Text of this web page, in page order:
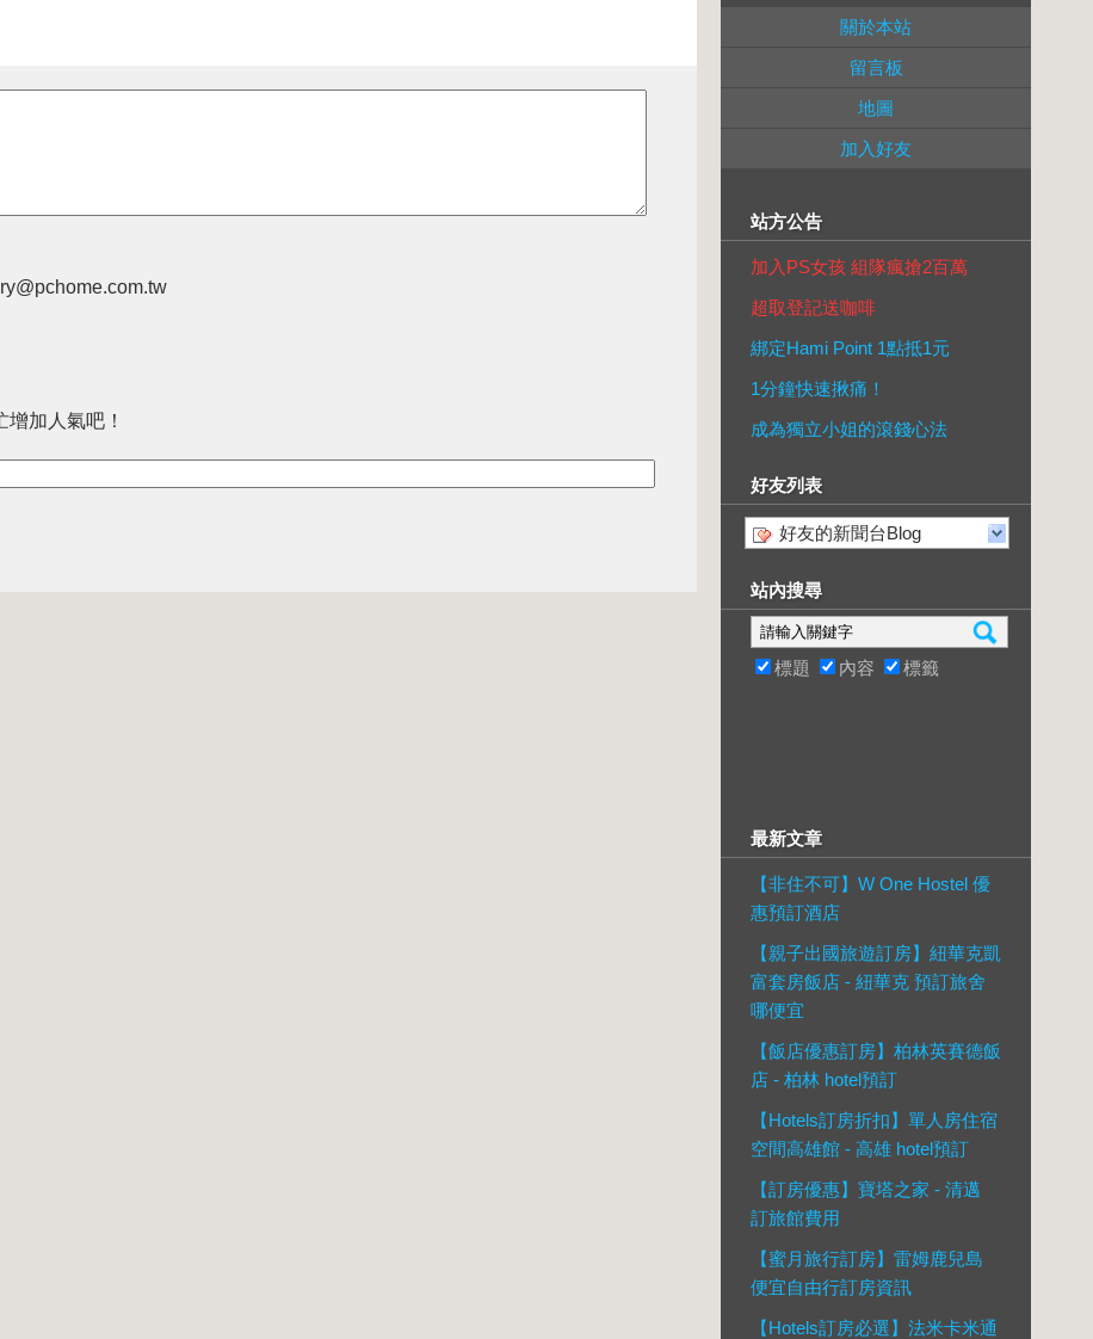
加人氣吧！
關於本站
留言板
地圖
加入好友
站方公告
加入PS女孩 組隊瘋搶2百萬
超取登記送咖啡
綁定Hami Point 1點抵1元
1分鐘快速揪痛！
成為獨立小姐的滾錢心法
好友列表
好友的新聞台Blog
站內搜尋
標題 內容 標籤
最新文章
【非住不可】W One Hostel 優
惠預訂酒店
【親子出國旅遊訂房】紐華克凱
富套房飯店 - 紐華克 預訂旅舍
哪便宜
【飯店優惠訂房】柏林英賽德飯
店 - 柏林 hotel預訂
【Hotels訂房折扣】單人房住宿
空間高雄館 - 高雄 hotel預訂
【訂房優惠】寶塔之家 - 清邁
訂旅館費用
【蜜月旅行訂房】雷姆鹿兒島
便宜自由行訂房資訊
【Hotels訂房必選】法米卡米通